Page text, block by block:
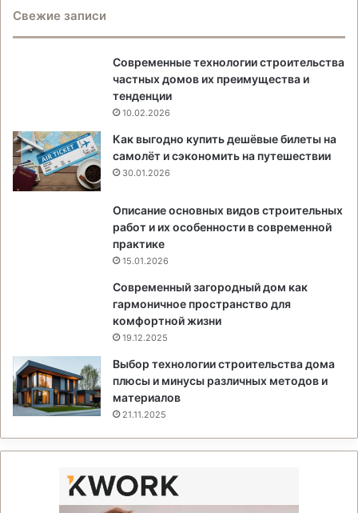
Свежие записи
Современные технологии строительства
частных домов их преимущества и
тенденции
10.02.2026
Как выгодно купить дешёвые билеты на
самолёт и сэкономить на путешествии
30.01.2026
Описание основных видов строительных
работ и их особенности в современной
практике
15.01.2026
Современный загородный дом как
гармоничное пространство для
комфортной жизни
19.12.2025
Выбор технологии строительства дома
плюсы и минусы различных методов и
материалов
21.11.2025